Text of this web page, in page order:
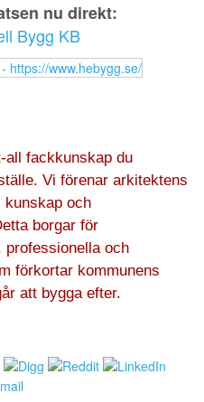
nu direkt:
Bygg KB
all fackkunskap du
Vi förenar arkitektens
kunskap och
borgar för
professionella och
förkortar kommunens
att bygga efter.